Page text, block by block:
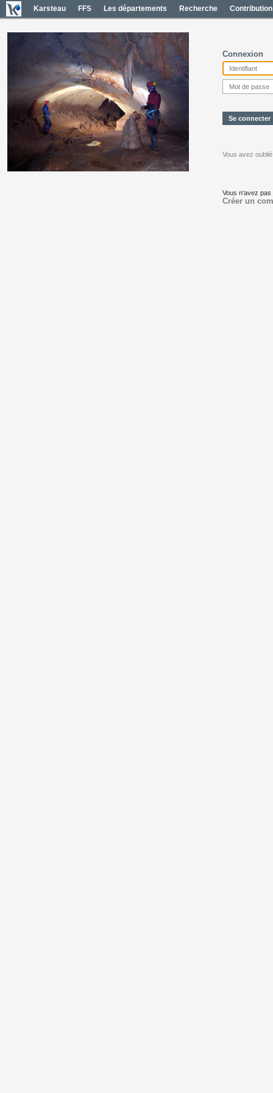
Karsteau FFS Les départements Recherche Contribution
Connexion
Vous avez
Vous n'avez
Créer un